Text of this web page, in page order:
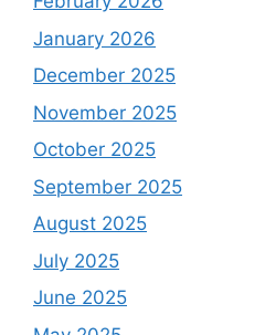
January 2026
December 2025
November 2025
October 2025
September 2025
August 2025
July 2025
June 2025